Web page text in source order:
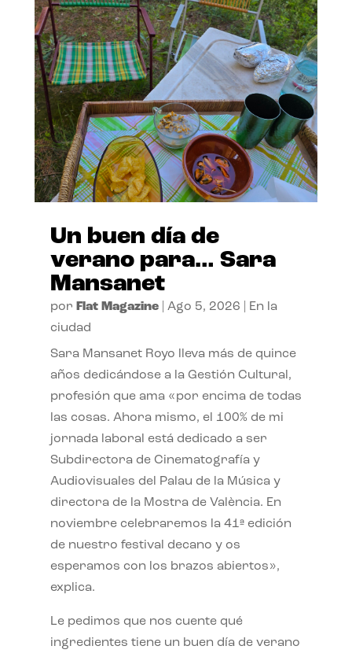
Un buen día de
verano para… Sara
Mansanet
por Flat Magazine| Ago 5, 2026
En la
ciudad
Sara Mansanet Royo lleva más de quince
años dedicándose a la Gestión Cultural,
profesión que ama «por encima de todas
las cosas. Ahora mismo, el 100% de mi
jornada laboral está dedicado a ser
Subdirectora de Cinematografía y
Audiovisuales del Palau de la Música y
directora de la Mostra de València. En
noviembre celebraremos la 41ª edición
de nuestro festival decano y os
esperamos con los brazos abiertos»,
explica.
Le pedimos que nos cuente qué
ingredientes tiene un buen día de verano